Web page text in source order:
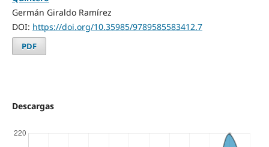
Germán Giraldo Ramírez
DOI: https://doi.org/10.35985/9789585583412.7
PDF
Descargas